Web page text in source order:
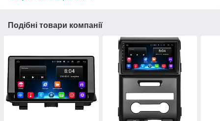
Подібні товари компанії